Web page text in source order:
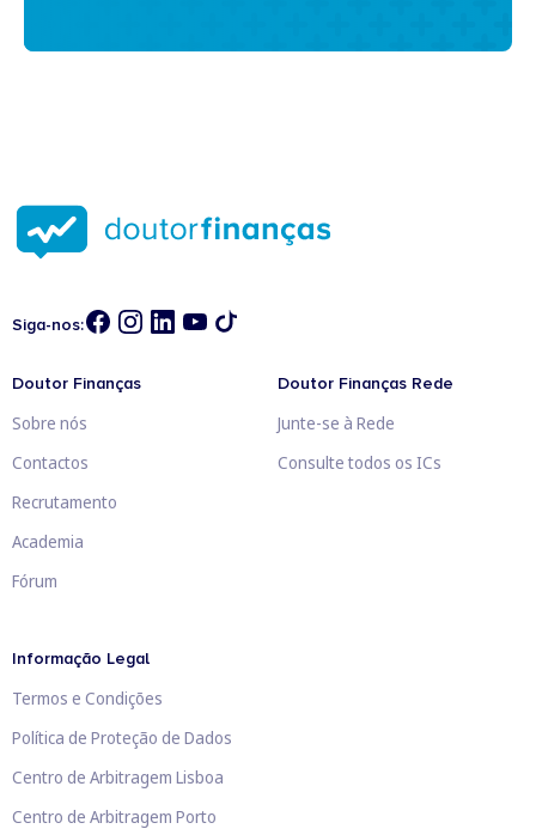
Siga-nos:
Doutor Finanças
Sobre nós
Contactos
Recrutamento
Academia
Fórum
Doutor Finanças Rede
Junte-se à Rede
Consulte todos os ICs
Informação Legal
Termos e Condições
Política de Proteção de Dados
Centro de Arbitragem Lisboa
Centro de Arbitragem Porto